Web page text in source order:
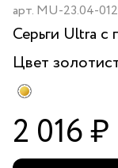
арт. MU-23.04-012
Серьги Ultra с
Цвет
2 016 ₽